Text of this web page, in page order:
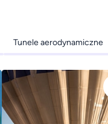
Tunele aerodynamiczne